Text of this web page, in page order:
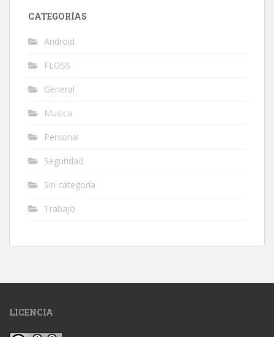
CATEGORÍAS
Android
FLOSS
General
Musica
Personal
Seguridad
Sin categoría
Trabajo
LICENCIA